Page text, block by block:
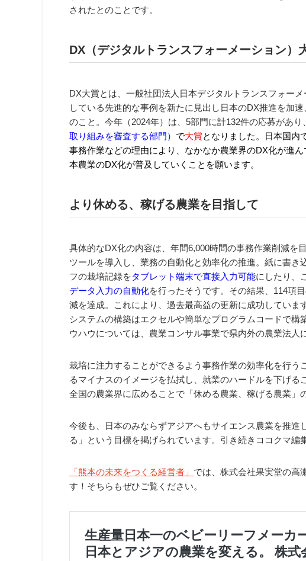
されたとのことです。
DX（デジタルトランスフォーメーション）
DX大賞とは、一般社団法人日本デジタルトランスフォー
している先進的な事例を新たに見出し日本のDX推進を加
のこと。今年（2024年）は、5部門に計132件の応募があり
取り組みを審査する部門） で大賞となりました。日本国内
事務作業などの理由により、なかなか農業界のDX化が進
本農業のDX化が普及していくことを願います。
より休める、稼げる農業を目指して
具体的なDX化の内容は、年間6,000時間の事務作業削減を
ツールを導入し、業務の自動化と効率化の推進。紙に書き
フの栽培記録をタブレット端末で直接入力可能にしたり、
データ入力の自動化を行ったそうです。その結果、114項
減を達成。これにより、過去最高益の更新に成功していま
システムの構築はエクセルや簡単なプログラムコードで構
ウハウについては、農業コンサル事業で県内外の農業法人
栽培に注力することができるよう事務作業の効率化を行う
るマイナスのイメージを払拭し、就業のハードルを下げる
全国の農業界に広めることで「休める農業、稼げる農業」
今後も、日本のみならずアジアへもサイエンス農業を推進
る」という目標を掲げられています。引き続きココクマ編
「熊本の未来をつくる経営者」 では、株式会社果実堂の高
す！そちらもぜひご覧ください。